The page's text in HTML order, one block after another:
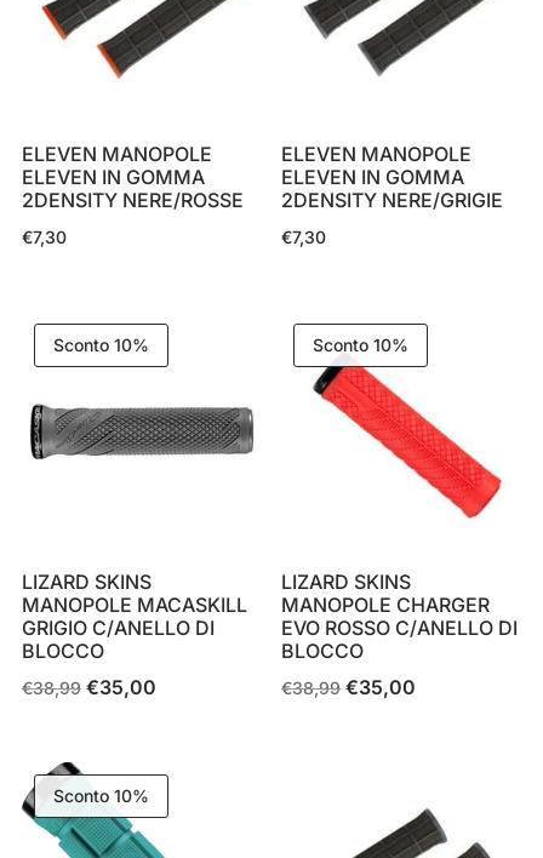
ELEVEN MANOPOLE
ELEVEN IN GOMMA
2DENSITY NERE/ROSSE
€7,30
ELEVEN MANOPOLE
ELEVEN IN GOMMA
2DENSITY NERE/GRIGIE
€7,30
Sconto 10%
LIZARD SKINS
MANOPOLE MACASKILL
GRIGIO C/ANELLO DI
BLOCCO
€38,99 Il
era:
€38,99.
€35,00Il
è:
€35,00.
Sconto 10%
LIZARD SKINS
MANOPOLE CHARGER
EVO ROSSO C/ANELLO DI
BLOCCO
€38,99 Il
€35,00
€35,00.
Sconto 10%